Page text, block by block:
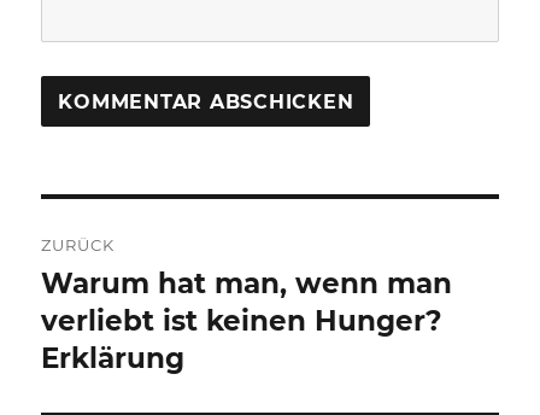
ZURÜCK
Vorheriger
Beitrag:
Warum hat man, wenn man
verliebt ist keinen Hunger?
Erklärung